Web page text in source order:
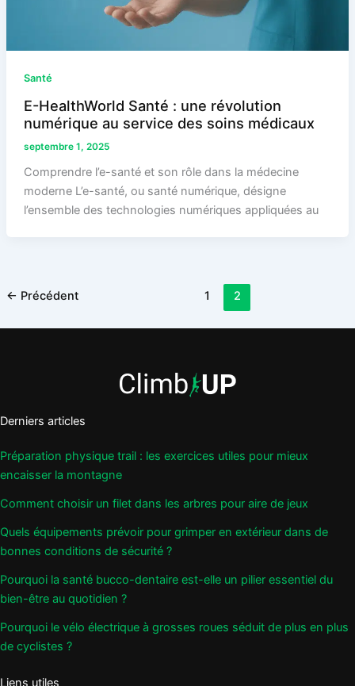
Santé
E-HealthWorld Santé : une révolution
numérique au service des soins médicaux
septembre 1, 2025
Comprendre l’e-santé et son rôle dans la médecine
moderne L’e-santé, ou santé numérique, désigne
l’ensemble des technologies numériques appliquées au
← Précédent 1 2
Derniers articles
Préparation physique trail : les exercices utiles pour mieux
encaisser la montagne
Comment choisir un filet dans les arbres pour aire de jeux
Quels équipements prévoir pour grimper en extérieur dans de
bonnes conditions de sécurité ?
Pourquoi la santé bucco-dentaire est-elle un pilier essentiel du
bien-être au quotidien ?
Pourquoi le vélo électrique à grosses roues séduit de plus en plus
de cyclistes ?
Liens utiles